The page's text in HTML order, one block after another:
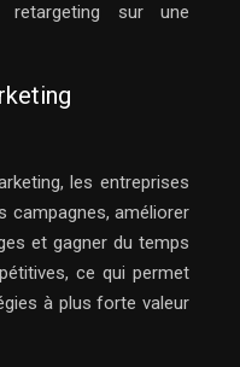
sur une
les entreprises
campagnes, améliorer
et gagner du temps
ce qui permet
à plus forte valeur